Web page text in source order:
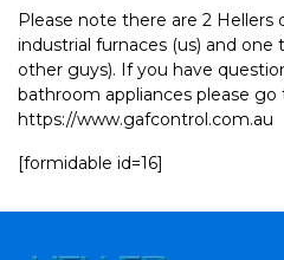
Please note there are 2
industrial furnaces (us) and
other guys). If you have
bathroom appliances please go
https://www.gafcontrol.com.au
[formidable id=16]